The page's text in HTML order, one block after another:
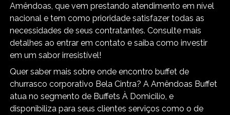
Amêndoas, que vem prestando atendimento em nível
nacional e tem como prioridade satisfazer todas as
necessidades de seus contratantes. Consulte mais
detalhes ao entrar em contato e saiba como investir
em um sabor irresistível!
Quer saber mais sobre onde encontro buffet de
churrasco corporativo Bela Cintra? A Amêndoas Buffet
atua no segmento de Buffets À Domicilío, e
disponibiliza para seus clientes serviços como o de